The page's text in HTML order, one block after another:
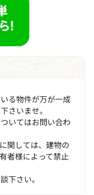
る物件が万が一成
さいませ。
いてはお問い合わ
関しては、建物の
者様によって禁止
下さい。